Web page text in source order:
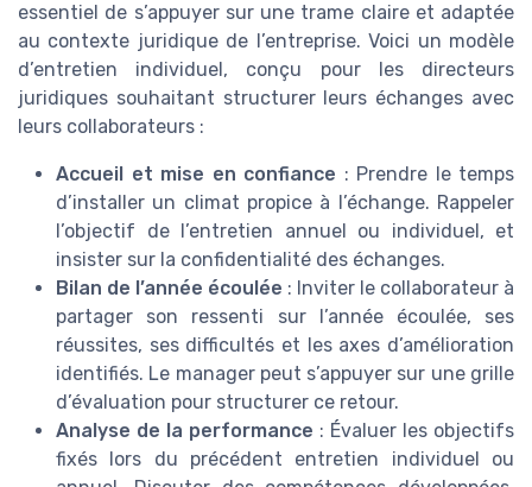
essentiel de s’appuyer sur une trame claire et adaptée
au contexte juridique de l’entreprise. Voici un modèle
d’entretien individuel, conçu pour les directeurs
juridiques souhaitant structurer leurs échanges avec
leurs collaborateurs :
Accueil et mise en confiance : Prendre le temps
d’installer un climat propice à l’échange. Rappeler
l’objectif de l’entretien annuel ou individuel, et
insister sur la confidentialité des échanges.
Bilan de l’année écoulée : Inviter le collaborateur à
partager son ressenti sur l’année écoulée, ses
réussites, ses difficultés et les axes d’amélioration
identifiés. Le manager peut s’appuyer sur une grille
d’évaluation pour structurer ce retour.
Analyse de la performance : Évaluer les objectifs
fixés lors du précédent entretien individuel ou